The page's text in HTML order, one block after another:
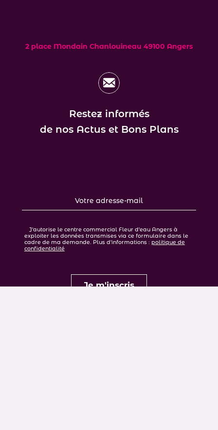
2 place Mondain Chanlouineau 49100 Angers
Restez informés
de nos Actus et Bons Plans
J'autorise le centre commercial Fleur d'eau Angers à
exploiter les données transmises via ce formulaire dans le
cadre de ma demande. Plus d'informations : politique de
confidentialité